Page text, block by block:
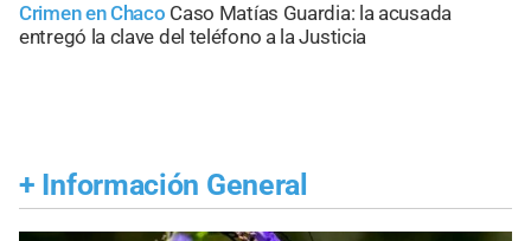
Crimen en Chaco Caso Matías Guardia: la acusada
entregó la clave del teléfono a la Justicia
+ Información General